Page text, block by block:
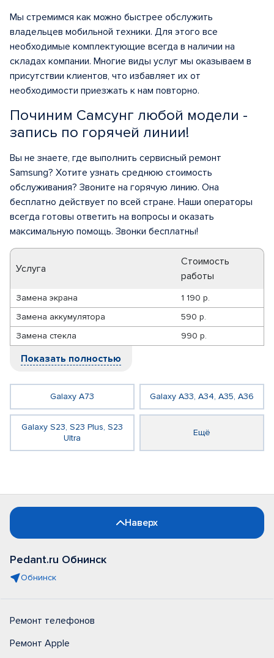
Мы стремимся как можно быстрее обслужить
владельцев мобильной техники. Для этого все
необходимые комплектующие всегда в наличии на
складах компании. Многие виды услуг мы оказываем в
присутствии клиентов, что избавляет их от
необходимости приезжать к нам повторно.
Починим Самсунг любой модели -
запись по горячей линии!
Вы не знаете, где выполнить сервисный ремонт
Samsung? Хотите узнать среднюю стоимость
обслуживания? Звоните на горячую линию. Она
бесплатно действует по всей стране. Наши операторы
всегда готовы ответить на вопросы и оказать
максимальную помощь. Звонки бесплатны!
Услуга
Стоимость
работы
Замена экрана
1 190 р.
Замена аккумулятора
590 р.
Замена стекла
990 р.
Показать полностью
Galaxy A73 Galaxy A33, A34, A35, A36
Galaxy S23, S23 Plus, S23
Ultra
Ещё
Наверх
Pedant.ru Обнинск
Обнинск
Ремонт телефонов
Ремонт Apple